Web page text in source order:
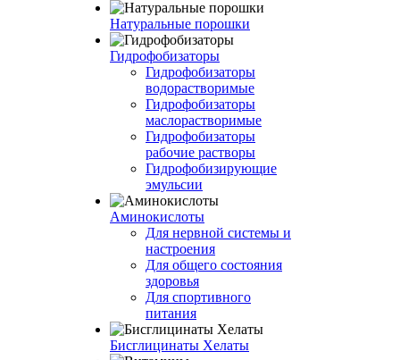
Натуральные порошки
Гидрофобизаторы
Гидрофобизаторы
водорастворимые
Гидрофобизаторы
маслорастворимые
Гидрофобизаторы
рабочие растворы
Гидрофобизирующие
эмульсии
Аминокислоты
Для нервной системы и
настроения
Для общего состояния
здоровья
Для спортивного
питания
Бисглицинаты Хелаты